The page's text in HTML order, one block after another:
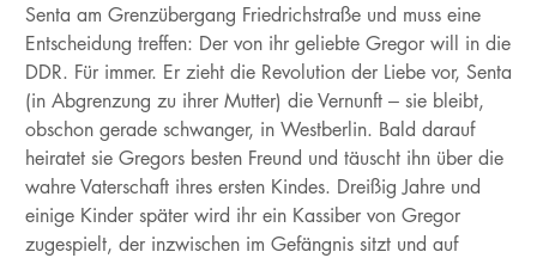
Senta am Grenzübergang Friedrichstraße und muss eine
Entscheidung treffen: Der von ihr geliebte Gregor will in die
DDR. Für immer. Er zieht die Revolution der Liebe vor, Senta
(in Abgrenzung zu ihrer Mutter) die Vernunft – sie bleibt,
obschon gerade schwanger, in Westberlin. Bald darauf
heiratet sie Gregors besten Freund und täuscht ihn über die
wahre Vaterschaft ihres ersten Kindes. Dreißig Jahre und
einige Kinder später wird ihr ein Kassiber von Gregor
zugespielt, der inzwischen im Gefängnis sitzt und auf